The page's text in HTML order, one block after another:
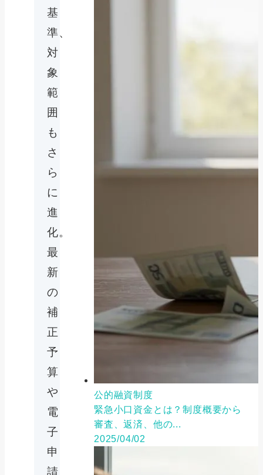
基
準、
対
象
範
囲
も
さ
ら
に
進
化。
最
新
の
補
正
予
算
や
電
子
申
請
公的融資制度
緊急小口資金とは？制度概要から
審査、返済、他の...
2025/04/02